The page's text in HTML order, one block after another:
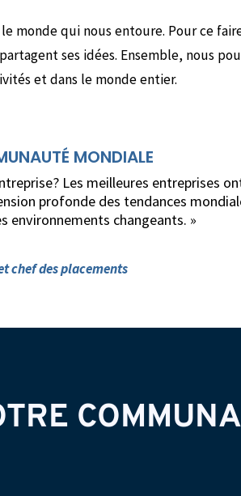
monde qui nous entoure. Pour ce
ses idées. Ensemble, nous
et dans le monde entier.
MONDIALE
Les meilleures entreprises
profonde des tendances
environnements changeants. »
chef des placements